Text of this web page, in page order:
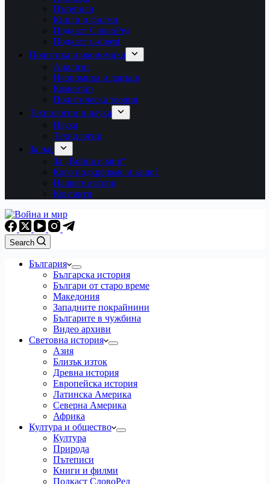
Пътеписи
Книги и филми
Подкаст СловоРед
Подкаст u-digest
Политика и икономика
Анализи
Икономика и данъци
Коментар
Политическа теория
Технологии и наука
Наука
Технологии
За нас
За „Война и мир“
Кого подкрепяме и защо?
Нашите автори
Контакти
Search
България
Българска история
Българи от старо време
Македония
Западните покрайнини
Българите в чужбина
Видео архиви
Световна история
Азия
Близък изток
Древна история
Европейска история
Латинска Америка
Северна Америка
Африка
Култура и общество
Култура
Природа
Пътеписи
Книги и филми
Подкаст СловоРед